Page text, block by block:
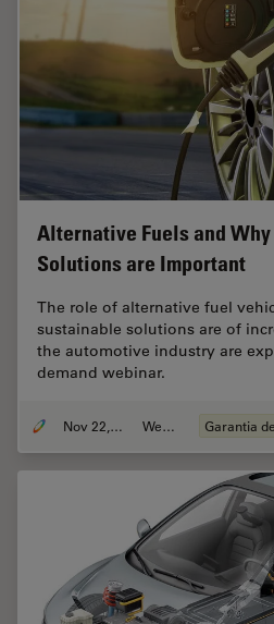
Alternative Fuels and
Solutions are Important
The role of alternative fuel
sustainable solutions are of
the automotive industry are
demand webinar.
Nov 22, 2022 Webinar